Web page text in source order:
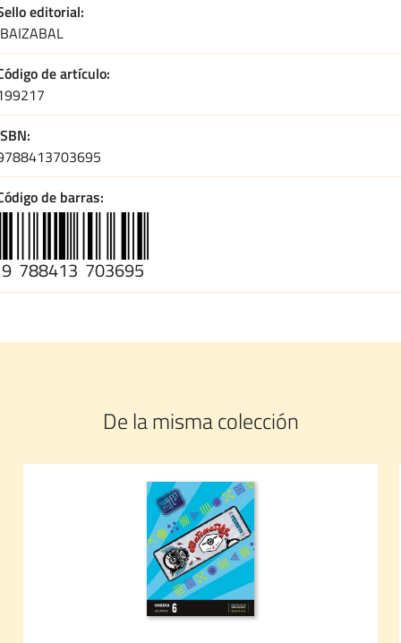
editorial
de artículo
de barras
9 788413 703695
De la misma colección